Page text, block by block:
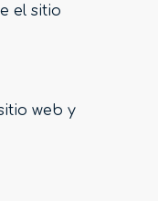
el sitio
web y